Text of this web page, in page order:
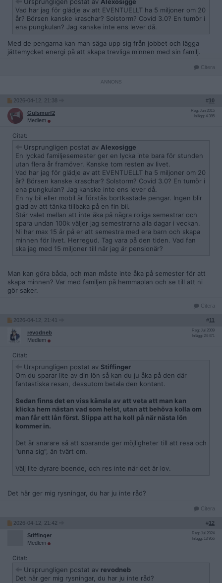
Ursprungligen postat av Alexosigge
Vad har jag för glädje av att EVENTUELLT ha 5 miljoner om 20
år? Börsen kanske kraschar? Solstorm? Covid 3.0? En tumör i
ena pungkulan? Jag kanske inte ens lever då.
Med de pengarna kan man säga upp sig från jobbet och lägga
jättemycket energi på att skapa trevliga minnen med sin familj.
Citera
2026-04-12, 21:38 #10
Gulsmurf2
Medlem
Reg: Jan 2015
Inlägg: 4 385
Citat:
Ursprungligen postat av Alexosigge
En lyckad familjesemester ger en lycka inte bara för stunden
utan flera år framöver. Kanske tom resten av livet.
Vad har jag för glädje av att EVENTUELLT ha 5 miljoner om 20
år? Börsen kanske kraschar? Solstorm? Covid 3.0? En tumör i
ena pungkulan? Jag kanske inte ens lever då.
En ny bil eller mobil är förstås bortkastade pengar. Ingen blir
glad av att tänka tillbaka på en fin bil.
Står valet mellan att inte åka på några roliga semestrar och
spara undan 100k väljer jag semestrarna alla dagar i veckan.
Ni har max 15 år på er att semestra med era barn och skapa
minnen för livet. Herregud. Tag vara på den tiden. Vad fan
ska jag med 15 miljoner till när jag är pensionär?
Man kan göra båda, och man måste inte åka på semester för att
skapa minnen? Var med familjen på hemmaplan och se till att ni
gör saker.
Citera
2026-04-12, 21:41 #11
revodneb
Medlem
Reg: Jul 2009
Inlägg: 24 471
Citat:
Ursprungligen postat av Stiffinger
Om du sparar lite av din lön så kan du ju åka på den där
fantastiska resan, dessutom betala den kontant.
Sedan finns det en viss känsla av att veta att man kan
klicka hem nästan vad som helst, utan att behöva kolla om
man får ett lån först. Slippa att ha koll på när nästa lön
kommer in.
Det är snarare så att sparande ger möjligheter till att resa och
"unna sig", än tvärt om.
Välj lite dyrare boende, och res inte när det är lov.
Det här ger mig rysningar, du har ju inte råd?
Citera
2026-04-12, 21:42 #12
Stiffinger
Medlem
Reg: Jul 2024
Inlägg: 13 956
Citat:
Ursprungligen postat av revodneb
Det här ger mig rysningar, du har ju inte råd?